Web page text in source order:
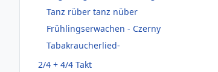
Tanz rüber tanz nüber
Frühlingserwachen - Czerny
Tabakraucherlied-
2/4 + 4/4 Takt